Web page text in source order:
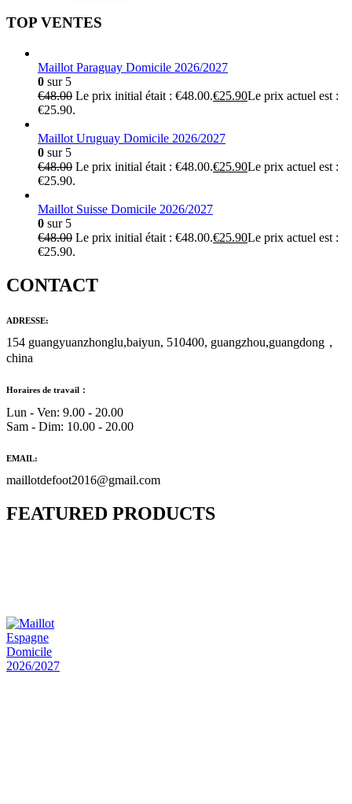
TOP VENTES
Maillot Paraguay Domicile 2026/2027
0 sur 5
€48.00 Le prix initial était : €48.00.€25.90Le prix actuel est :
€25.90.
Maillot Uruguay Domicile 2026/2027
0 sur 5
€48.00 Le prix initial était : €48.00.€25.90Le prix actuel est :
€25.90.
Maillot Suisse Domicile 2026/2027
0 sur 5
€48.00 Le prix initial était : €48.00.€25.90Le prix actuel est :
€25.90.
CONTACT
ADRESSE:
154 guangyuanzhonglu,baiyun, 510400, guangzhou,guangdong，
china
Horaires de travail：
Lun - Ven: 9.00 - 20.00
Sam - Dim: 10.00 - 20.00
EMAIL:
maillotdefoot2016@gmail.com
FEATURED PRODUCTS